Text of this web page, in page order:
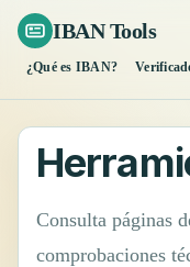
IBAN Tools
¿Qué es IBAN?
Consulta páginas
comprobaciones